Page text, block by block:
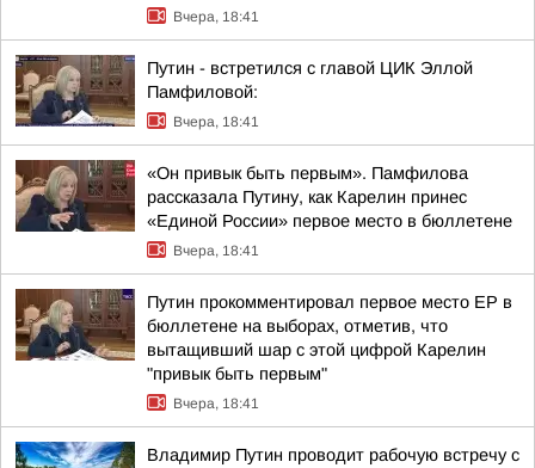
Вчера, 18:41
Путин - встретился с главой ЦИК Эллой
Памфиловой:
Вчера, 18:41
«Он привык быть первым». Памфилова
рассказала Путину, как Карелин принес
«Единой России» первое место в бюллетене
Вчера, 18:41
Путин прокомментировал первое место ЕР в
бюллетене на выборах, отметив, что
вытащивший шар с этой цифрой Карелин
"привык быть первым"
Вчера, 18:41
Владимир Путин проводит рабочую встречу с